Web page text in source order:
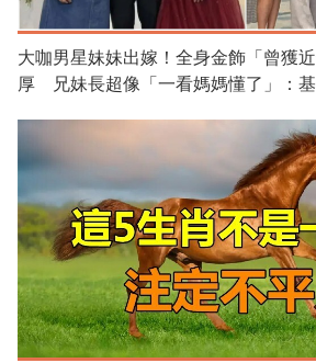
大咖男星妹妹出嫁！全身金飾「曾獲
厚 兄妹長超像「一看媽媽懂了」：